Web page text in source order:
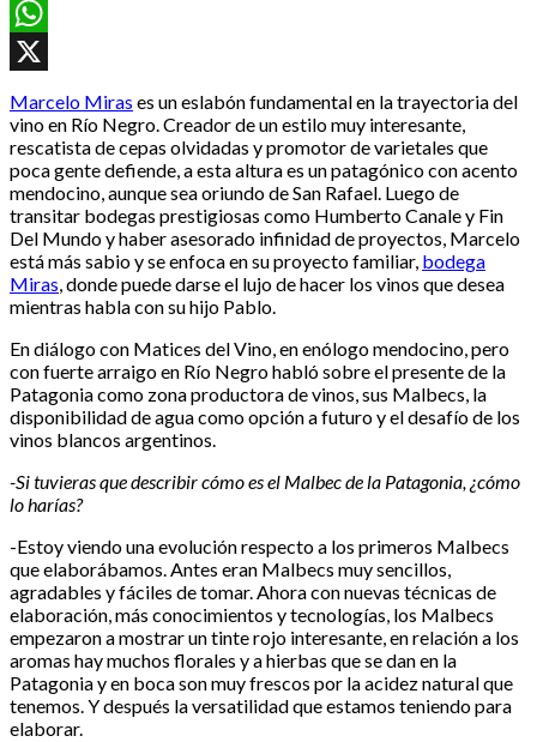
Email
WhatsApp
Marcelo Miras es un eslabón fundamental en la trayectoria del
vino en Río Negro. Creador de un estilo muy interesante,
rescatista de cepas olvidadas y promotor de varietales que
poca gente defiende, a esta altura es un patagónico con acento
mendocino, aunque sea oriundo de San Rafael. Luego de
transitar bodegas prestigiosas como Humberto Canale y Fin
Del Mundo y haber asesorado infinidad de proyectos, Marcelo
está más sabio y se enfoca en su proyecto familiar, bodega
Miras, donde puede darse el lujo de hacer los vinos que desea
mientras habla con su hijo Pablo.
En diálogo con Matices del Vino, en enólogo mendocino, pero
con fuerte arraigo en Río Negro habló sobre el presente de la
Patagonia como zona productora de vinos, sus Malbecs, la
disponibilidad de agua como opción a futuro y el desafío de los
vinos blancos argentinos.
-Si tuvieras que describir cómo es el Malbec de la Patagonia, ¿cómo
lo harías?
-Estoy viendo una evolución respecto a los primeros Malbecs
que elaborábamos. Antes eran Malbecs muy sencillos,
agradables y fáciles de tomar. Ahora con nuevas técnicas de
elaboración, más conocimientos y tecnologías, los Malbecs
empezaron a mostrar un tinte rojo interesante, en relación a los
aromas hay muchos florales y a hierbas que se dan en la
Patagonia y en boca son muy frescos por la acidez natural que
tenemos. Y después la versatilidad que estamos teniendo para
elaborar.